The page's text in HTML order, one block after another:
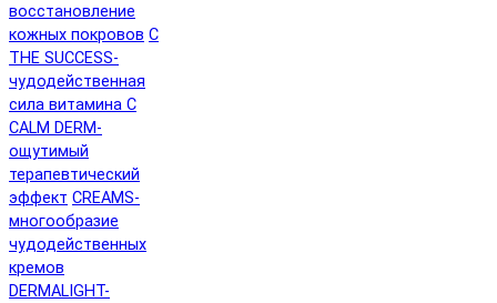
восстановление
кожных покровов C
THE SUCCESS-
чудодейственная
сила витамина C
CALM DERM-
ощутимый
терапевтический
эффект CREAMS-
многообразие
чудодейственных
кремов
DERMALIGHT-